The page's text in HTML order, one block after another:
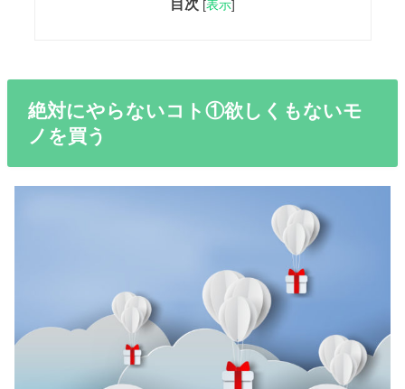
目次 [表示]
絶対にやらないコト①欲しくもないモ
ノを買う